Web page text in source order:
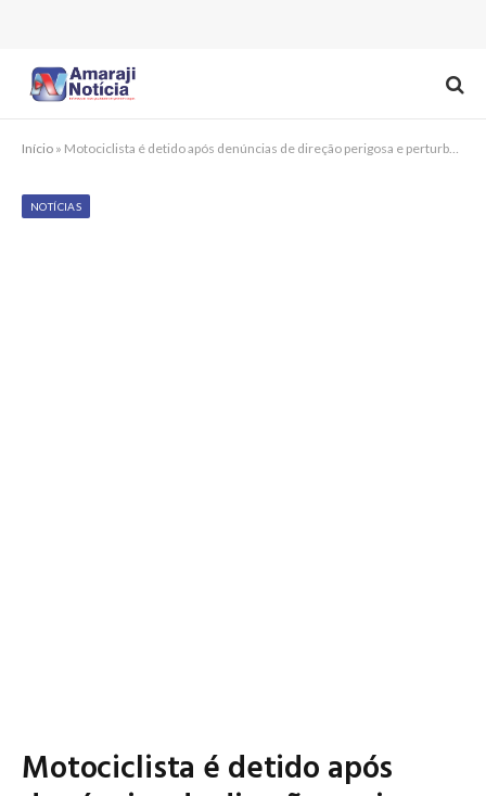
Início » Motociclista é detido após denúncias de direção perigosa e perturbação do sossego em Amaraji
NOTÍCIAS
Motociclista é detido após